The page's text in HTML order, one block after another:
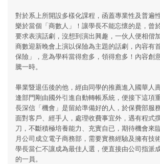
對於系上所開設多樣化課程，函蓋專業性及普遍
樂於當個「商數人」！讓學長不能忘懷的是，曾
要求表演話劇，沒想到演出興趣，一伙人便相偕
商數迎新晚會上演以保險為主題的話劇，內容有
保險」，意為學科當得愈多，領得愈多！內容創
騰一時。
畢業暨退伍後的他，經由同學的推薦進入國華人
逢部門剛由國外引進自動轉帳系統，便接下這項
長深信「機會」是留給準備好的人，於保費部服
面對客戶、經手人，處理收費事宜外，遇有程式
刀，不斷積極培養能力、充實自已，期待機會來
月公司成立電子商務部，需要實務經驗及擁有技
學長當仁不讓成為最佳人選，便直接由公司指派
的一員。